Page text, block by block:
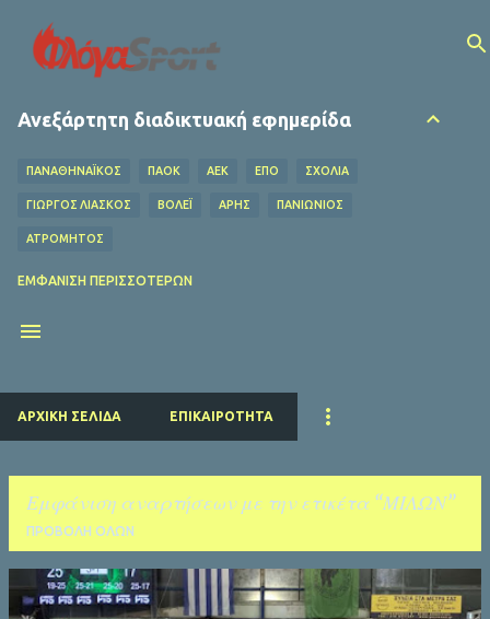
Ανεξάρτητη διαδικτυακή εφημερίδα
ΠΑΝΑΘΗΝΑΪΚΟΣ ΠΑΟΚ ΑΕΚ ΕΠΟ ΣΧΌΛΙΑ
ΓΙΩΡΓΟΣ ΛΙΑΣΚΟΣ ΒΌΛΕΪ ΑΡΗΣ ΠΑΝΙΩΝΙΟΣ
ΑΤΡΟΜΗΤΟΣ
ΟΦΗ
EUROLEAGUE
ΠΑΡΙ ΣΕΝ ΖΕΡΜΕΝ
ΛΙΒΕΡΠΟΥΛ ΜΑΝΤΣΕΣΤΕΡ ΓΙΟΥΝΑΪΤΕΝΤ
ΜΑΝΤΣΕΣΤΕΡ ΣΙΤΙ ΤΣΕΛΣΙ ΑΡΣΕΝΑΛ ΑΤΛΕΤΙΚΟ ΜΑΔΡΙΤΗΣ
ΚΑΛΑΜΑΤΑ ΤΑΛΕΝΤΑ
ΕΜΦΆΝΙΣΗ ΠΕΡΙΣΣΌΤΕΡΩΝ
ΑΡΧΙΚΉ ΣΕΛΊΔΑ ΕΠΙΚΑΙΡΌΤΗΤΑ
Εμφάνιση αναρτήσεων με την ετικέτα ΜΙΛΩΝ
ΠΡΟΒΟΛΉ ΌΛΩΝ